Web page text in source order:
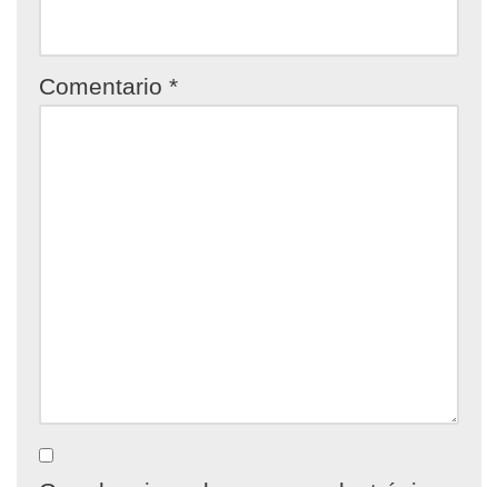
Comentario *